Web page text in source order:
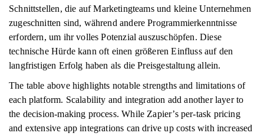
Schnittstellen, die auf Marketingteams und kleine Unternehmen
zugeschnitten sind, während andere Programmierkenntnisse
erfordern, um ihr volles Potenzial auszuschöpfen. Diese
technische Hürde kann oft einen größeren Einfluss auf den
langfristigen Erfolg haben als die Preisgestaltung allein.
The table above highlights notable strengths and limitations of
each platform. Scalability and integration add another layer to
the decision-making process. While Zapier’s per-task pricing
and extensive app integrations can drive up costs with increased